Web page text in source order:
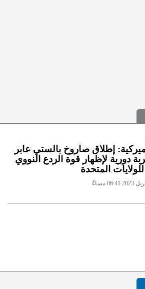
إطلاق صاروخ بالستي عابر
دورية لإظهار قوة الردع النووي
للولايات المتحدة